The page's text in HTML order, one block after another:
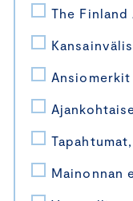
The
Mainonnan